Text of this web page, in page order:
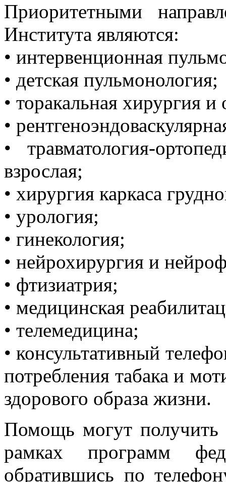
Приоритетными
Института являются:
• интервенционная
• детская пульмонология;
• торакальная хирургия и
•
• травматология-
взрослая;
• хирургия каркаса
• урология;
• гинекология;
• нейрохирургия и
• фтизиатрия;
• медицинская
• телемедицина;
• консультативный
потребления табака и
здорового образа жизни.
Помощь могут
рамках программ
обратившись по